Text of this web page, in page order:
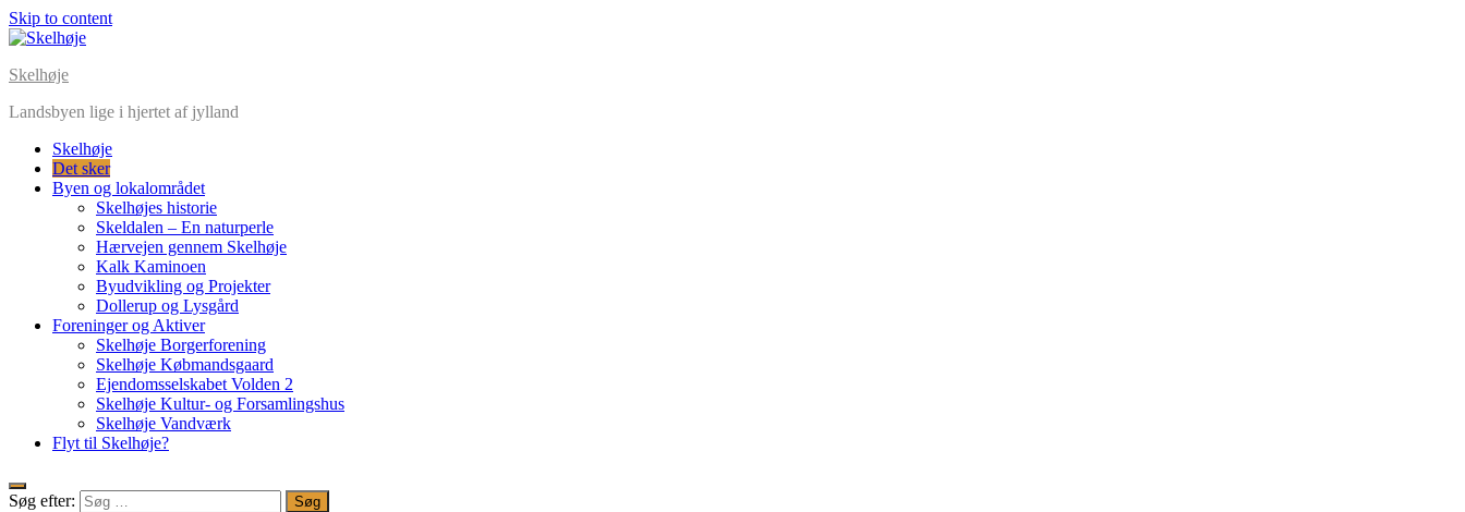
Skip to content
Skelhøje
Landsbyen lige i hjertet af jylland
Skelhøje
Det sker
Byen og lokalområdet
Skelhøjes historie
Skeldalen – En naturperle
Hærvejen gennem Skelhøje
Kalk Kaminoen
Byudvikling og Projekter
Dollerup og Lysgård
Foreninger og Aktiver
Skelhøje Borgerforening
Skelhøje Købmandsgaard
Ejendomsselskabet Volden 2
Skelhøje Kultur- og Forsamlingshus
Skelhøje Vandværk
Flyt til Skelhøje?
Søg efter: